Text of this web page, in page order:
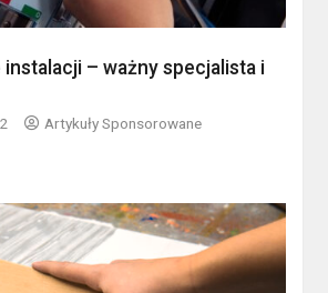
– ważny specjalista i
Artykuły Sponsorowane